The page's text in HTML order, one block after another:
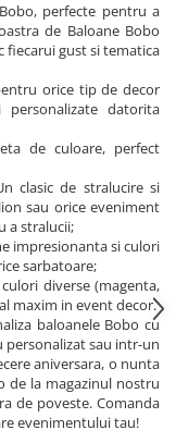
perfecte pentru a
de Baloane Bobo
fiecarui gust si tematica
orice tip de decor
datorita
de culoare, perfect
clasic de stralucire si
sau orice eveniment
a stralucii;
impresionanta si culori
sarbatoare;
diverse (magenta,
maxim in event decor.
baloanele Bobo cu
personalizat sau intr-un
aniversara, o nunta
de la magazinul nostru
de poveste. Comanda
evenimentului tau!